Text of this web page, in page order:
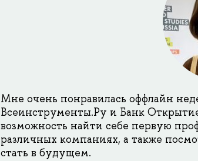
Мне очень понравилась оффлайн
Всеинструменты.Ру и Банк
возможность найти себе первую
различных компаниях, а также
стать в будущем.